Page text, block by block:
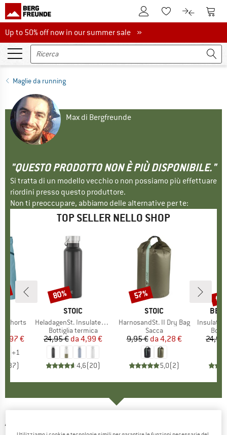
Al conto clienteAlla lista
Al Al
Up to 50% off now in our summer sale
Up to 50% off now in our summer sale »
Maglie da running
Max di Bergfreunde
"QUESTO PRODOTTO NON È PIÙ DISPONIBILE."
Si tratta di un modello vecchio o non possiamo più effettuare
riordini presso questo produttore.
Non ti preoccupare, abbiamo delle alternative per te:
TOP SELLER NELLO SHOP
Shorts
prodotti
ridotto
€
+1
37)
MARCHIO
STOIC
Articolo
HeladagenSt. Insulated Stainless Steel Bottle 500
Gruppo di prodotti
Bottiglia termica
Prezzo
24,95 € Prezzo ridotto
da 4,99 €
4,6(20)
Sconto
80%
MARCHIO
STOIC
Articolo
HarnosandSt. II Dry Bag
Gruppo di prodotti
Sacca
Prezzo
9,95 € Prezzo ridotto
da 4,28 €
5,0(2)
Sconto
57%
Articolo
Insulated
24,95
ADIDAS